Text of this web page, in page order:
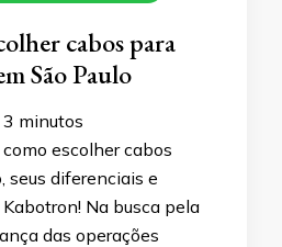
cabos para
São Paulo
3 minutos
escolher cabos
seus diferenciais e
Na busca pela
das operações